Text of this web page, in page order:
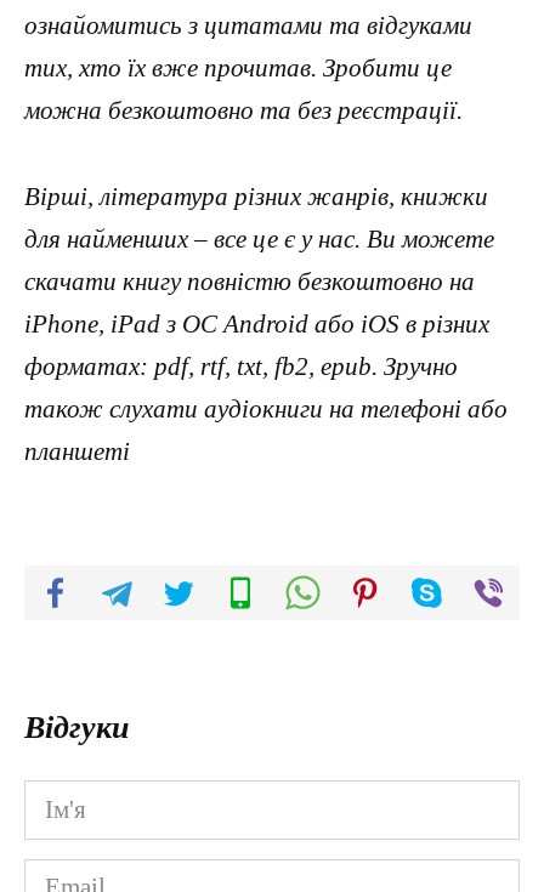
ознайомитись з цитатами та відгуками
тих, хто їх вже прочитав. Зробити це
можна безкоштовно та без реєстрації.
Вірші, література різних жанрів, книжки
для найменших – все це є у нас. Ви можете
скачати книгу повністю безкоштовно на
iPhone, iPad з ОС Android або iOS в різних
форматах: pdf, rtf, txt, fb2, epub. Зручно
також слухати аудіокниги на телефоні або
планшеті
Відгуки
Ім'я
*
Email